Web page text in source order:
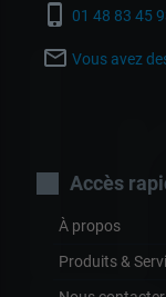
phone_iphone 01 48 83 45
mail_outline Vous avez
Accès
À propos
Produits &